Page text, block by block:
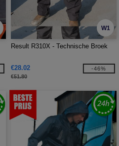
W1
Result R310X - Technische Broek
€28.02
€51.80
-46%